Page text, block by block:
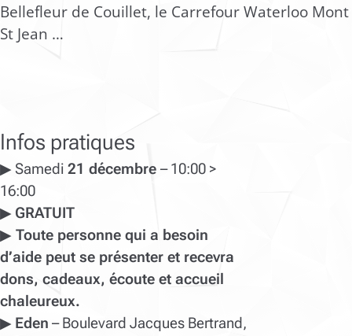
Bellefleur de Couillet, le Carrefour Waterloo Mont
St Jean …
Infos pratiques
▶ Samedi 21 décembre – 10:00 >
16:00
▶ GRATUIT
▶ Toute personne qui a besoin
d’aide peut se présenter et recevra
dons, cadeaux, écoute et accueil
chaleureux.
▶ Eden – Boulevard Jacques Bertrand,